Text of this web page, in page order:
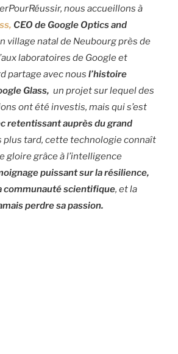
nous accueillons à
CEO de Google Optics and
village natal de Neubourg près de
laboratoires de Google et
partage avec nous l’histoire
Glass, un projet sur lequel des
ont été investis, mais qui s’est
retentissant auprès du grand
plus tard, cette technologie connaît
gloire grâce à l’intelligence
puissant sur la résilience,
communauté scientifique, et la
perdre sa passion.